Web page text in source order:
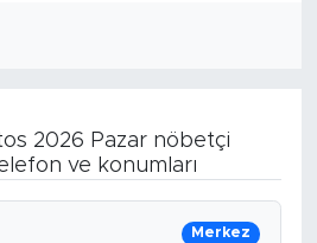
2026 Pazar nöbetçi
ve konumları
Merkez